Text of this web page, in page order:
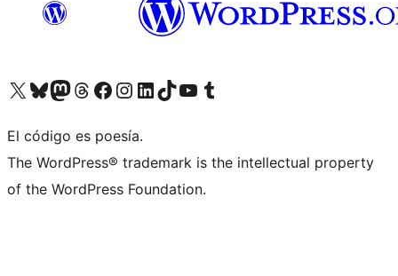
Visit our X (formerly Twitter) account
Visit our Bluesky account
Visit our Mastodon account
Visit our Threads account
Visita nuestra página de Facebook
Visita nuestra cuenta de Instagram
Visita nuestra cuenta de LinkedIn
Visit our TikTok account
Visita nuestro canal de YouTube
Visit our Tumblr account
El código es poesía.
The WordPress® trademark is the intellectual property
of the WordPress Foundation.